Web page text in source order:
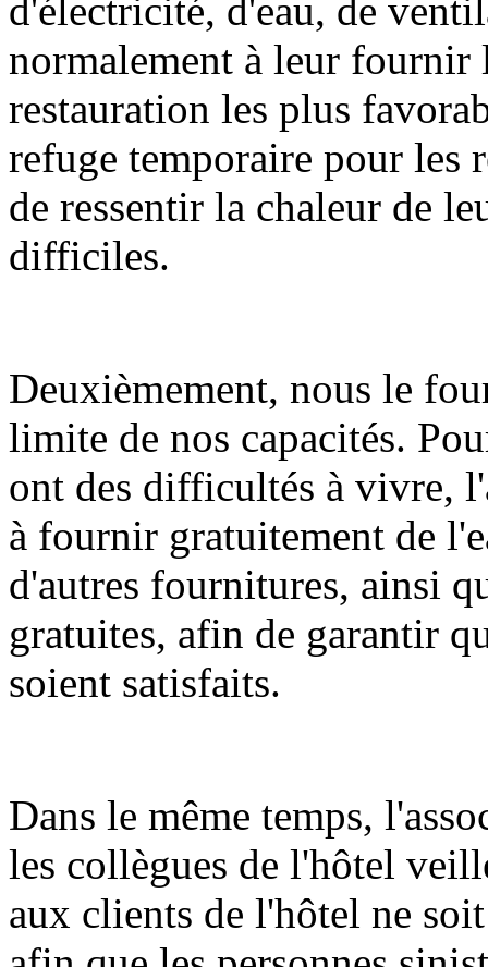
d'électricité, d'eau, de
normalement à leur fournir
restauration les plus
refuge temporaire pour les
de ressentir la chaleur de
difficiles.
Deuxièmement, nous le
limite de nos capacités.
ont des difficultés à vivre,
à fournir gratuitement de
d'autres fournitures, ainsi
gratuites, afin de garantir
soient satisfaits.
Dans le même temps,
les collègues de l'hôtel
aux clients de l'hôtel ne